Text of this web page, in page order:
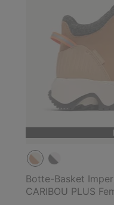
Botte-Basket
CARIBOU PLUS